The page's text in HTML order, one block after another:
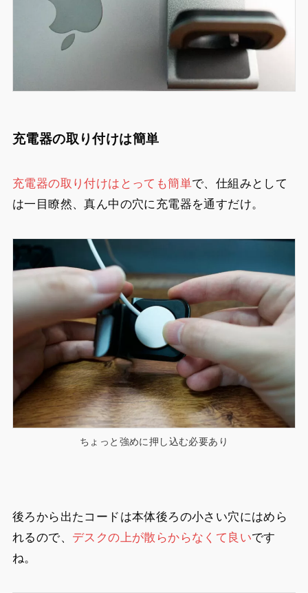
充電器の取り付けは簡単
充電器の取り付けはとっても簡単で、仕組みとして
は一目瞭然、真ん中の穴に充電器を通すだけ。
ちょっと強めに押し込む必要あり
後ろから出たコードは本体後ろの小さい穴にはめら
れるので、 デスクの上が散らからなくて良いです
ね。